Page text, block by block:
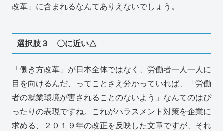
改革」に含まれるなんてありえないでしょう。
選択肢３ 〇に近い△
「働き方改革」が日本全体ではなく、労働者一人一人に
目を向けるんだ、ってことさえ分かっていれば、「労働
者の就業環境が害されることのないよう」なんてのはぴ
ったりの表現ですね。これがハラスメント対策を企業に
求める、２０１９年の改正を反映した文章ですが、それ